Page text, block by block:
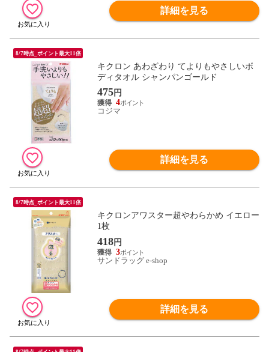
詳細を見る
8/7時点_ポイント最大11倍
キクロン あわざわり てよりもやさしいボ
ディタオル シャンパンゴールド
475円
4
コジマ
詳細を見る
8/7時点_ポイント最大11倍
キクロンアワスター超やわらかめ イエロー
1枚
418円
3
サンドラッグ e-shop
詳細を見る